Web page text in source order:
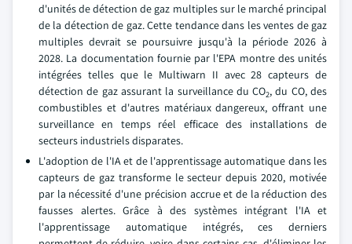
d'unités de détection de gaz multiples sur le marché principal
de la détection de gaz. Cette tendance dans les ventes de gaz
multiples devrait se poursuivre jusqu'à la période 2026 à
2028. La documentation fournie par l'EPA montre des unités
intégrées telles que le Multiwarn II avec 28 capteurs de
détection de gaz assurant la surveillance du CO2, du CO, des
combustibles et d'autres matériaux dangereux, offrant une
surveillance en temps réel efficace des installations de
secteurs industriels disparates.
L'adoption de l'IA et de l'apprentissage automatique dans les
capteurs de gaz transforme le secteur depuis 2020, motivée
par la nécessité d'une précision accrue et de la réduction des
fausses alertes. Grâce à des systèmes intégrant l'IA et
l'apprentissage automatique intégrés, ces derniers